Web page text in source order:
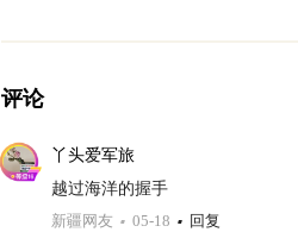
评论
丫头爱军旅
越过海洋的握手
新疆网友
05-18 回复